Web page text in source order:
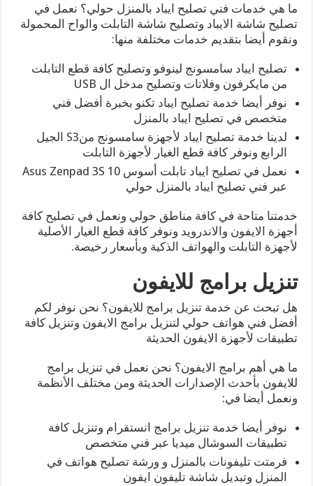
ما هي خدمات فني تصليح ايباد بالمنزل حولي؟ نعمل في
تصليح شاشة الايباد وتصليح شاشة التابلت والواح المحمولة
ونقوم أيضا بتقديم خدمات مختلفة منها:
تصليح ايباد سامسونج لينوفو وتصليح كافة قطع التابلت
من مايكرفون وفلاتات وتصليح مدخل ال USB
نوفر أيضا خدمة تصليح ايباد تكنو بخبرة أفضل فني
متخصص في تصليح ايباد بالمنزل
لدينا خدمة تصليح ايباد لأجهزة سامسونج منS3 الجيل
الرابع ونوفر كافة قطع الغيار لأجهزة التابلت
نعمل في تصليح ايباد تابلت أسوس Asus Zenpad 3S 10
عبر فني تصليح ايباد بالمنزل حولي
خدمتنا متاحة في كافة مناطق حولي ونعمل في تصليح كافة
أجهزة الايفون والاندرويد ونوفر كافة قطع الغيار الأصلية
لأجهزة التابلت والهواتف الذكية وبأسعار رخيصة.
تنزيل برامج للايفون
هل تبحث عن خدمة تنزيل برامج للايفون؟ نحن نوفر لكم
أفضل فني هواتف حولي لتنزيل برامج الايفون وتنزيل كافة
تطبيقات لأجهزة الايفون الحديثة
ما هي أهم برامج الايفون؟ نحن نعمل في تنزيل برامج
للايفون بأحدث الإصدارات الحديثة ومن مختلف الأنظمة
ونعمل أيضا في:
نوفر أيضا خدمة تنزيل برامج انستقرام وتنزيل كافة
تطبيقات السوشال ميديا عبر فني متخصص
فرمتت تليفونات بالمنزل و ورشة تصليح هواتف في
المنزل وتبديل شاشة تليفون ايفون